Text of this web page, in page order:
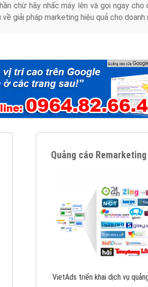
chừ hãy nhấc máy lên và gọi ngay
giải pháp marketing hiệu quả cho doanh
Quảng cáo Remarketing
VietAds triển khai dịch vụ